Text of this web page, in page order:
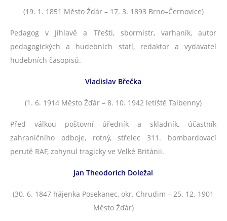
(19. 1. 1851 Město Žďár – 17. 3. 1893 Brno–Černovice)
Pedagog v Jihlavě a Třešti, sbormistr, varhaník, autor
pedagogických a hudebních statí, redaktor a vydavatel
hudebních časopisů.
Vladislav Břečka
(1. 6. 1914 Město Žďár – 8. 10. 1942 letiště Talbenny)
Před válkou poštovní úředník a skladník, účastník
zahraničního odboje, rotný, střelec 311. bombardovací
perutě RAF, zahynul tragicky ve Velké Británii.
Jan Theodorich Doležal
(30. 6. 1847 hájenka Posekanec, okr. Chrudim – 25. 12. 1901
Město Žďár)